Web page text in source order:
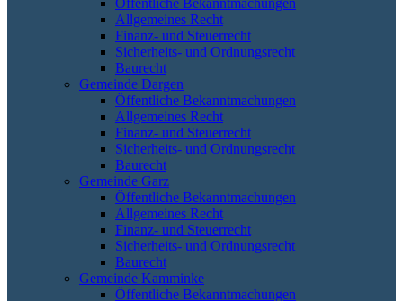
Öffentliche Bekanntmachungen
Allgemeines Recht
Finanz- und Steuerrecht
Sicherheits- und Ordnungsrecht
Baurecht
Gemeinde Dargen
Öffentliche Bekanntmachungen
Allgemeines Recht
Finanz- und Steuerrecht
Sicherheits- und Ordnungsrecht
Baurecht
Gemeinde Garz
Öffentliche Bekanntmachungen
Allgemeines Recht
Finanz- und Steuerrecht
Sicherheits- und Ordnungsrecht
Baurecht
Gemeinde Kamminke
Öffentliche Bekanntmachungen